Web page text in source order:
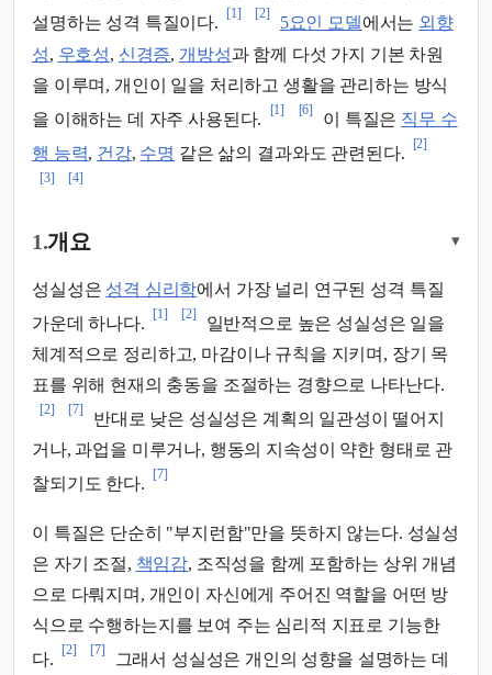
설명하는 성격 특질이다.
[1] [2]
5요인 모델에서는 외향
성, 우호성, 신경증, 개방성과 함께 다섯 가지 기본 차원
을 이루며, 개인이 일을 처리하고 생활을 관리하는 방식
을 이해하는 데 자주 사용된다.
[1] [6]
이 특질은 직무 수
행 능력, 건강, 수명 같은 삶의 결과와도 관련된다.
[2]
[3] [4]
1.개요 ▾
성실성은 성격 심리학에서 가장 널리 연구된 성격 특질
가운데 하나다.
[1] [2]
일반적으로 높은 성실성은 일을
체계적으로 정리하고, 마감이나 규칙을 지키며, 장기 목
표를 위해 현재의 충동을 조절하는 경향으로 나타난다.
[2] [7]
반대로 낮은 성실성은 계획의 일관성이 떨어지
거나, 과업을 미루거나, 행동의 지속성이 약한 형태로 관
찰되기도 한다.
[7]
이 특질은 단순히 "부지런함"만을 뜻하지 않는다. 성실성
은 자기 조절, 책임감, 조직성을 함께 포함하는 상위 개념
으로 다뤄지며, 개인이 자신에게 주어진 역할을 어떤 방
식으로 수행하는지를 보여 주는 심리적 지표로 기능한
다.
[2] [7]
그래서 성실성은 개인의 성향을 설명하는 데